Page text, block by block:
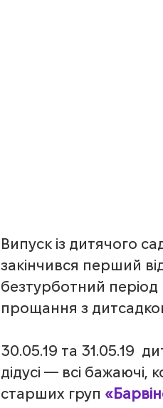
Випуск із дитячого
закінчився перший
безтурботний
прощання з
30.05.19 та 31.05.19
дідусі — всі
старших груп